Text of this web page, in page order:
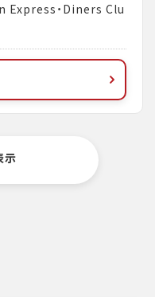
Express・Diners Clu
示